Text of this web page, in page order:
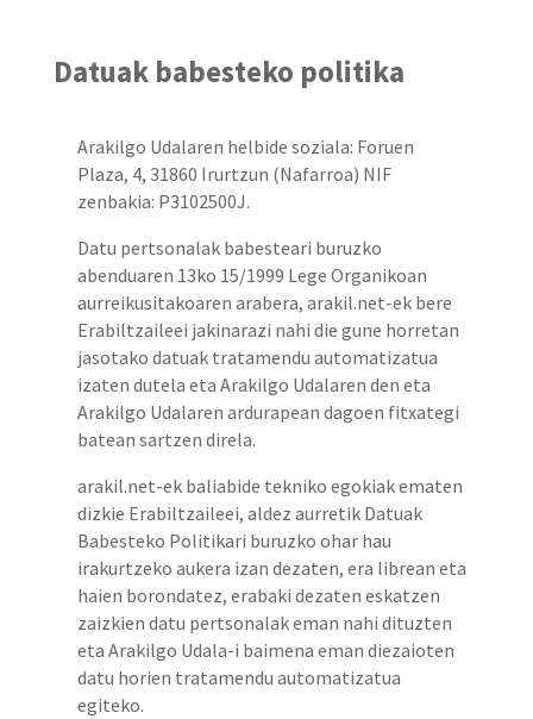
Datuak babesteko politika
Arakilgo Udalaren helbide soziala: Foruen
Plaza, 4, 31860 Irurtzun (Nafarroa) NIF
zenbakia: P3102500J.
Datu pertsonalak babesteari buruzko
abenduaren 13ko 15/1999 Lege Organikoan
aurreikusitakoaren arabera, arakil.net-ek bere
Erabiltzaileei jakinarazi nahi die gune horretan
jasotako datuak tratamendu automatizatua
izaten dutela eta Arakilgo Udalaren den eta
Arakilgo Udalaren ardurapean dagoen fitxategi
batean sartzen direla.
arakil.net-ek baliabide tekniko egokiak ematen
dizkie Erabiltzaileei, aldez aurretik Datuak
Babesteko Politikari buruzko ohar hau
irakurtzeko aukera izan dezaten, era librean eta
haien borondatez, erabaki dezaten eskatzen
zaizkien datu pertsonalak eman nahi dituzten
eta Arakilgo Udala-i baimena eman diezaioten
datu horien tratamendu automatizatua
egiteko.